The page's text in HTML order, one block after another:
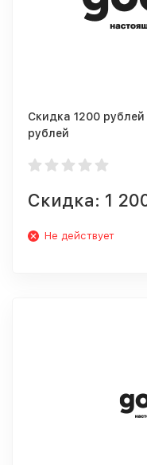
Скидка 1200
рублей
Скидка: 1
Не действует